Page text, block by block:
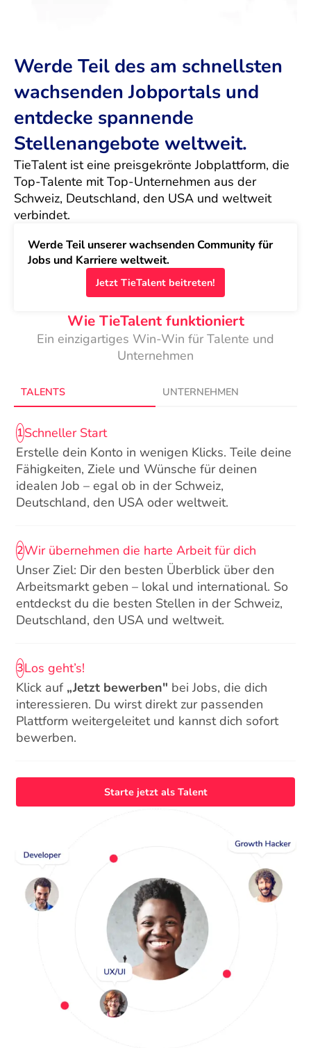
Werde Teil des am schnellsten
wachsenden Jobportals und
entdecke spannende
Stellenangebote weltweit.
TieTalent ist eine preisgekrönte Jobplattform, die
Top-Talente mit Top-Unternehmen aus der
Schweiz, Deutschland, den USA und weltweit
verbindet.
Werde Teil unserer wachsenden Community für
Jobs und Karriere weltweit.
Jetzt TieTalent beitreten!
Wie TieTalent funktioniert
Ein einzigartiges Win-Win für Talente und
Unternehmen
TALENTS UNTERNEHMEN
1Schneller Start
Erstelle dein Konto in wenigen Klicks. Teile deine
Fähigkeiten, Ziele und Wünsche für deinen
idealen Job – egal ob in der Schweiz,
Deutschland, den USA oder weltweit.
2Wir übernehmen die harte Arbeit für dich
Unser Ziel: Dir den besten Überblick über den
Arbeitsmarkt geben – lokal und international. So
entdeckst du die besten Stellen in der Schweiz,
Deutschland, den USA und weltweit.
3Los geht’s!
Klick auf „Jetzt bewerben" bei Jobs, die dich
interessieren. Du wirst direkt zur passenden
Plattform weitergeleitet und kannst dich sofort
bewerben.
Starte jetzt als Talent